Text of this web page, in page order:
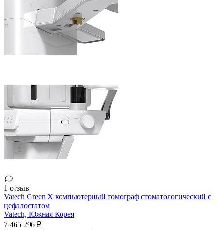
1 отзыв
Vatech Green X компьютерный томограф стоматологический с
цефалостатом
Vatech, Южная Корея
7 465 296 ₽